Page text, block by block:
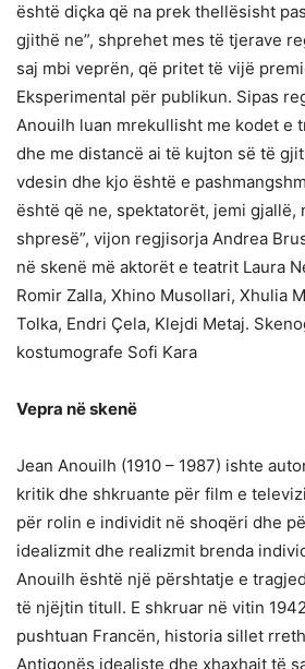
është diçka që na prek thellësisht
gjithë ne”, shprehet mes të tjerave
saj mbi veprën, që pritet të vijë
Eksperimental për publikun. Sipas
Anouilh luan mrekullisht me kodet e
dhe me distancë ai të kujton së të
vdesin dhe kjo është e
është që ne, spektatorët, jemi gjallë,
shpresë”, vijon regjisorja Andrea
në skenë më aktorët e teatrit Laura
Romir Zalla, Xhino Musollari, Xhulia
Tolka, Endri Çela, Klejdi Metaj.
kostumografe Sofi Kara
Vepra në skenë
Jean Anouilh (1910 – 1987) ishte
kritik dhe shkruante për film e
për rolin e individit në shoqëri dhe
idealizmit dhe realizmit brenda
Anouilh është një përshtatje e
të njëjtin titull. E shkruar në vitin
pushtuan Francën, historia sillet
Antigonës idealiste dhe xhaxhait të